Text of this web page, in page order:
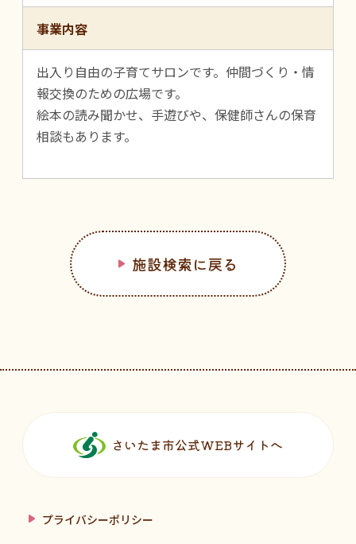
事業内容
出入り自由の子育てサロンです。仲間づくり・情
報交換のための広場です。
絵本の読み聞かせ、手遊びや、保健師さんの保育
相談もあります。
施設検索に戻る
さいたま市公式WEBサイトへ
プライバシーポリシー